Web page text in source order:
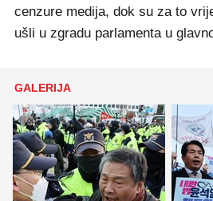
cenzure medija, dok su za to
ušli u zgradu parlamenta u
GALERIJA